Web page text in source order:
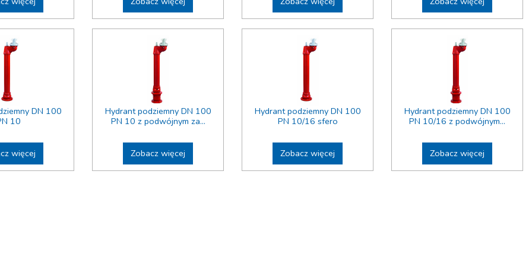
DN 100
10
więcej
Hydrant podziemny DN 100
PN 10 z podwójnym za...
Zobacz więcej
Hydrant podziemny DN 100
PN 10/16 sfero
Zobacz więcej
Hydrant podziemny DN 100
PN 10/16 z podwójnym...
Zobacz więcej